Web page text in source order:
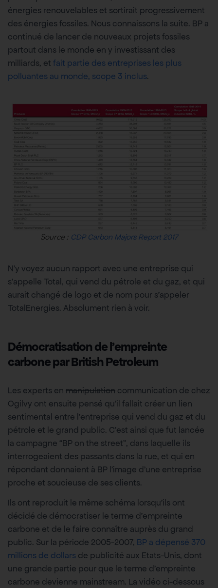
énergies renouvelables et sortirait progressivement
des énergies fossiles. Nous connaissons la suite. BP a
continué de lancer de nouveaux projets fossiles
partout dans le monde en y investissant des
milliards, et fait partie des entreprises les plus
polluantes au monde, scope 3 inclus.
Source : CDP Carbon Majors Report 2017
N’y voyez aucun rapport avec une entreprise qui
s’appelle Total, qui vend du pétrole et du gaz, et qui
aurait changé de logo et de nom pour s’appeler
TotalEnergies. Absolument rien à voir.
Démocratisation de l’empreinte
carbone par British Petroleum
Les experts en manipulation communication de chez
Ogilvy ont ensuite pensé qu’il fallait créer un lien
sentimental entre l’entreprise qui vend du gaz et du
pétrole et le grand public. C’est ainsi que fut lancée
la campagne “BP on the street”, dans laquelle ils
interrogeaient des passants dans la rue, et qui en
répondant donnaient à BP l’image d’une entreprise
proche et soucieuse de ses clients.
Ils ont reproduit le même schéma lorsqu’ils ont
décidé de démocratiser le terme d’empreinte
carbone et de le faire connaître auprès du grand
public. Sur la période 2005-2007, BP a dépensé 370
millions de dollars de publicité aux Etats-Unis, dont
une grande partie pour que le terme d’empreinte
carbone devienne mainstream. La vidéo ci-dessous